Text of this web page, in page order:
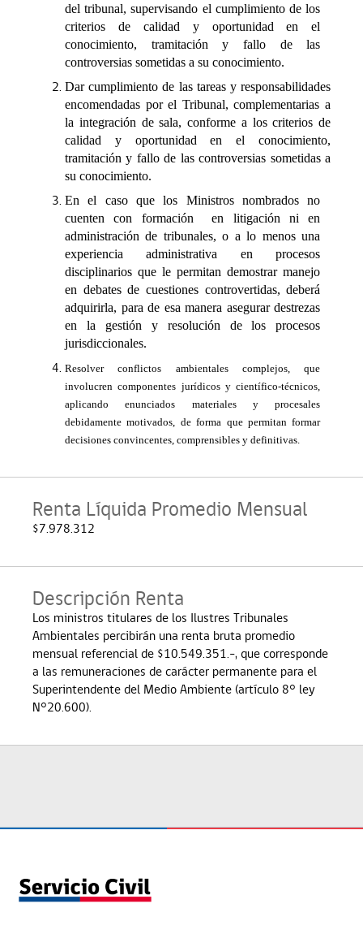
del tribunal, supervisando el cumplimiento de los
criterios de calidad y oportunidad en el
conocimiento, tramitación y fallo de las
controversias sometidas a su conocimiento.
Dar cumplimiento de las tareas y responsabilidades
encomendadas por el Tribunal, complementarias a
la integración de sala, conforme a los criterios de
calidad y oportunidad en el conocimiento,
tramitación y fallo de las controversias sometidas a
su conocimiento.
En el caso que los Ministros nombrados no
cuenten con formación en litigación ni en
administración de tribunales, o a lo menos una
experiencia administrativa en procesos
disciplinarios que le permitan demostrar manejo
en debates de cuestiones controvertidas, deberá
adquirirla, para de esa manera asegurar destrezas
en la gestión y resolución de los procesos
jurisdiccionales.
Resolver conflictos ambientales complejos, que
involucren componentes jurídicos y científico-técnicos,
aplicando enunciados materiales y procesales
debidamente motivados, de forma que permitan formar
decisiones convincentes, comprensibles y definitivas.
Renta Líquida Promedio Mensual
$7.978.312
Descripción Renta
Los ministros titulares de los Ilustres Tribunales
Ambientales percibirán una renta bruta promedio
mensual referencial de $10.549.351.-, que corresponde
a las remuneraciones de carácter permanente para el
Superintendente del Medio Ambiente (artículo 8° ley
N°20.600).